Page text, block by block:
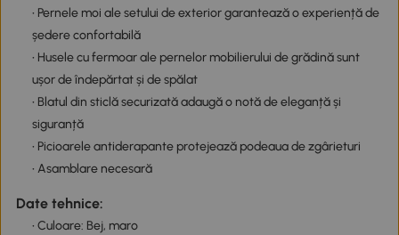
• Pernele moi ale setului de exterior garantează o experiență de
ședere confortabilă
• Husele cu fermoar ale pernelor mobilierului de grădină sunt
ușor de îndepărtat și de spălat
• Blatul din sticlă securizată adaugă o notă de eleganță și
siguranță
• Picioarele antiderapante protejează podeaua de zgârieturi
• Asamblare necesară
Date tehnice:
• Culoare: Bej, maro